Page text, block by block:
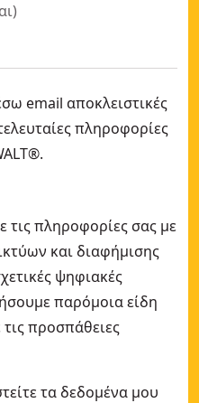
)
email αποκλειστικές
πληροφορίες
τις πληροφορίες σας με
και διαφήμισης
ψηφιακές
παρόμοια είδη
προσπάθειες
τα δεδομένα μου